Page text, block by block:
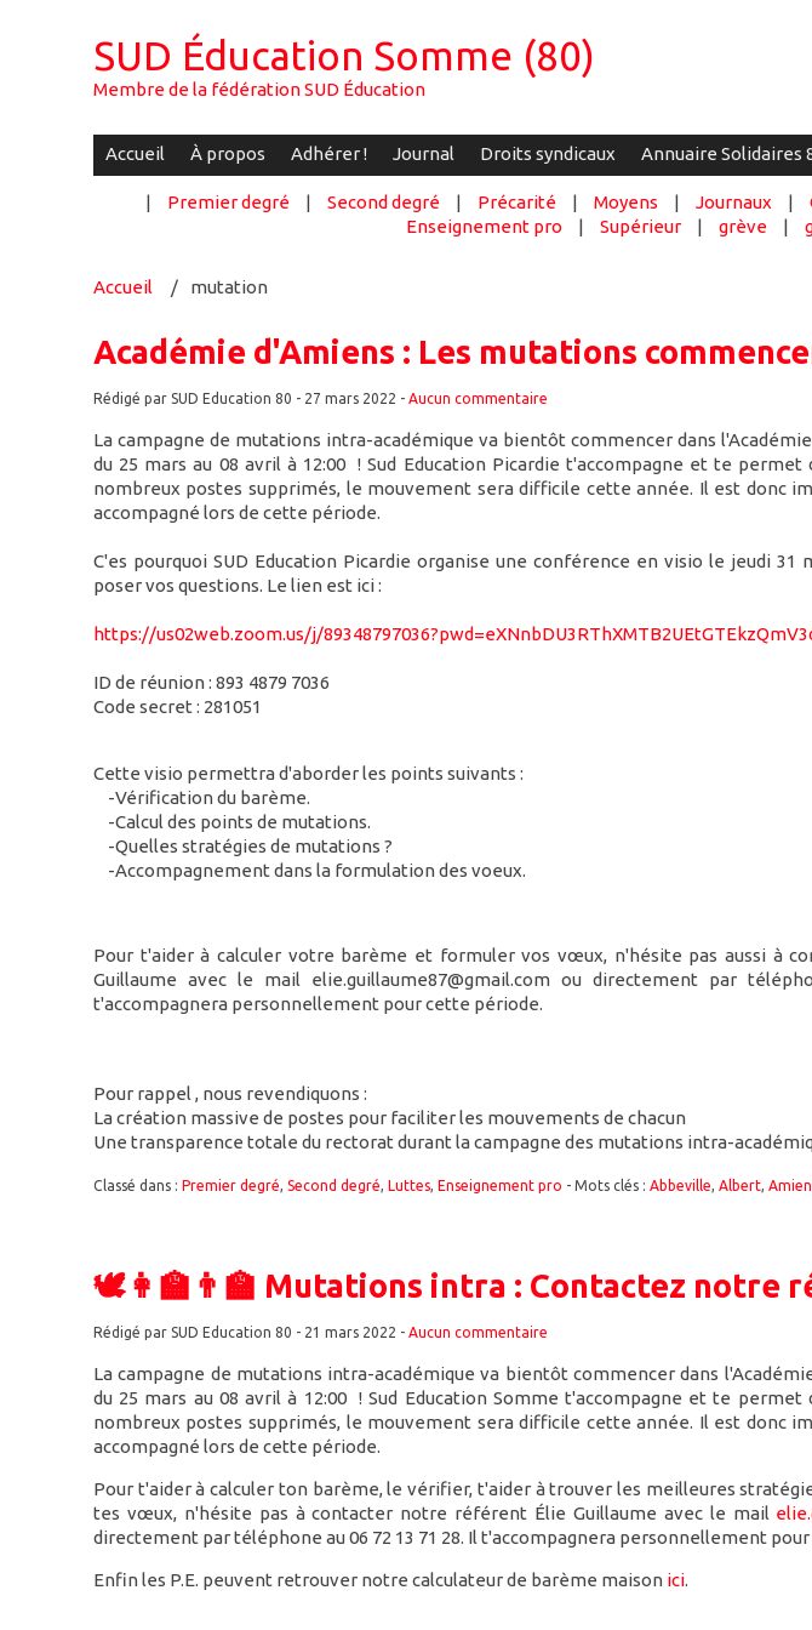
SUD Éducation Somme (80)
Membre de la fédération SUD Éducation
Accueil À propos Adhérer ! Journal Droits syndicaux Annuaire Solidaires
| Premier degré | Second degré | Précarité | Moyens | Journaux |
Enseignement pro
| Supérieur | grève |
Accueil mutation
Académie d'Amiens : Les mutations
Rédigé par SUD Education 80 - 27 mars 2022 - Aucun commentaire
La campagne de mutations intra-académique va bientôt commencer dans
du 25 mars au 08 avril à 12:00 ! Sud Education Picardie t'accompagne et te permet
nombreux postes supprimés, le mouvement sera difficile cette année. Il est donc
accompagné lors de cette période.
C'es pourquoi SUD Education Picardie organise une conférence en visio le jeudi 31
poser vos questions. Le lien est ici :
https://us02web.zoom.us/j/
ID de réunion : 893 4879 7036
Code secret : 281051
Cette visio permettra d'aborder les points suivants :
-Vérification du barème.
-Calcul des points de mutations.
-Quelles stratégies de mutations ?
-Accompagnement dans la formulation des voeux.
Pour t'aider à calculer votre barème et formuler vos vœux, n'hésite pas aussi à
Guillaume avec le mail elie.guillaume87@gmail.com ou directement par
t'accompagnera personnellement pour cette période.
Pour rappel , nous revendiquons :
La création massive de postes pour faciliter les mouvements de chacun
Une transparence totale du rectorat durant la campagne des mutations intra-
Classé dans : Premier degré, Second degré, Luttes, Enseignement pro - Mots clés : Abbeville, Albert,
🕊️👩‍🏫👨‍🏫 Mutations intra : Contactez notre
Rédigé par SUD Education 80 - 21 mars 2022 - Aucun commentaire
La campagne de mutations intra-académique va bientôt commencer dans
du 25 mars au 08 avril à 12:00 ! Sud Education Somme t'accompagne et te permet
nombreux postes supprimés, le mouvement sera difficile cette année. Il est donc
accompagné lors de cette période.
Pour t'aider à calculer ton barème, le vérifier, t'aider à trouver les meilleures
tes vœux, n'hésite pas à contacter notre référent Élie Guillaume avec le mail
directement par téléphone au 06 72 13 71 28. Il t'accompagnera personnellement
Enfin les P.E. peuvent retrouver notre calculateur de barème maison ici.